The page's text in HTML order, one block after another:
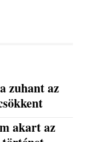
zuhant az
akart az